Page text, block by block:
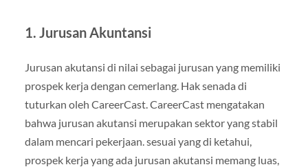
1. Jurusan Akuntansi
Jurusan akutansi di nilai sebagai jurusan yang memiliki
prospek kerja dengan cemerlang. Hak senada di
tuturkan oleh CareerCast. CareerCast mengatakan
bahwa jurusan akutansi merupakan sektor yang stabil
dalam mencari pekerjaan. sesuai yang di ketahui,
prospek kerja yang ada jurusan akutansi memang luas,